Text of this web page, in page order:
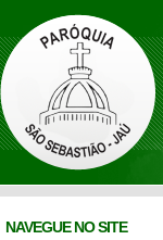
NAVEGUE NO SITE